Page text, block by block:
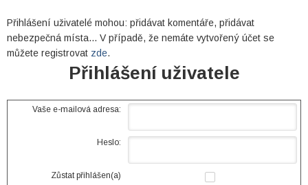
Přihlášení uživatelé mohou: přidávat komentáře, přidávat
nebezpečná místa... V případě, že nemáte vytvořený účet se
můžete registrovat zde.
Přihlášení uživatele
Vaše e-mailová adresa:
Heslo:
Zůstat přihlášen(a)